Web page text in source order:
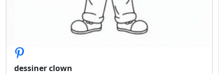
dessiner clown